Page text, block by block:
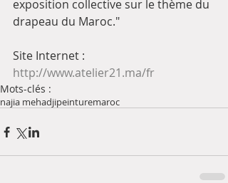
exposition collective sur le thème du
drapeau du Maroc."
Site Internet :
http://www.atelier21.ma/fr
Mots-clés :
najia mehadjipeinturemaroc